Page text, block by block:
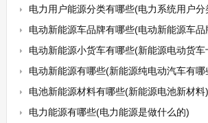
电力用户能源分类有哪些(电力系统用户分
电动新能源车品牌有哪些(电动新能源车
电动新能源小货车有哪些(新能源电动货
电动新能源有哪些(新能源纯电动汽车有哪
电池新能源材料有哪些(新能源电池新材料)
电力能源有哪些(电力能源是做什么的)